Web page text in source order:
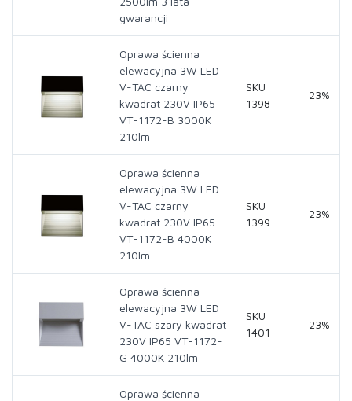
gwarancji
Oprawa ścienna
elewacyjna 3W LED
V-TAC czarny
kwadrat 230V IP65
VT-1172-B 3000K
210lm
SKU
1398
23%
Oprawa ścienna
elewacyjna 3W LED
V-TAC czarny
kwadrat 230V IP65
VT-1172-B 4000K
210lm
SKU
1399
23%
Oprawa ścienna
elewacyjna 3W LED
V-TAC szary kwadrat
230V IP65 VT-1172-
G 4000K 210lm
SKU
1401
23%
Oprawa ścienna